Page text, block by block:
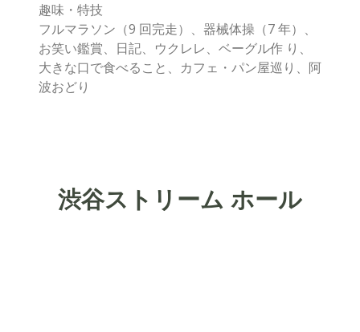
趣味・特技
フルマラソン（9 回完走）、器械体操（7 年）、
お笑い鑑賞、日記、ウクレレ、ベーグル作 り、
大きな口で食べること、カフェ・パン屋巡り、阿
波おどり
渋谷ストリーム ホール